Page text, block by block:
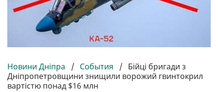
Новини Дніпра / События / Бійці бригади з
Дніпропетровщини знищили ворожий гвинтокрил
вартістю понад $16 млн